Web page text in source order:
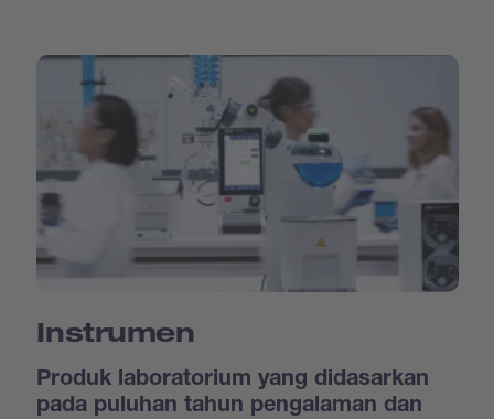
Instrumen
Produk laboratorium yang didasarkan
pada puluhan tahun pengalaman dan